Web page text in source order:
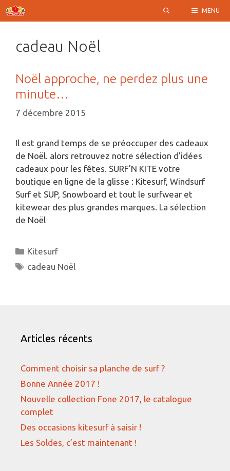
Aller
au
MENU
cadeau Noël
Noël approche, ne perdez plus une
minute…
7 décembre 2015
Il est grand temps de se préoccuper des cadeaux
de Noël. alors retrouvez notre sélection d’idées
cadeaux pour les fêtes. SURF’N KITE votre
boutique en ligne de la glisse : Kitesurf, Windsurf
Surf et SUP, Snowboard et tout le surfwear et
kitewear des plus grandes marques. La sélection
de Noël
Catégories
Kitesurf
Étiquettes
cadeau Noël
Articles récents
Comment choisir sa planche de surf ?
Bonne Année 2017 !
Nouvelle collection Fone 2017, le catalogue
complet
Des occasions kitesurf à saisir !
Les Soldes, c’est maintenant !